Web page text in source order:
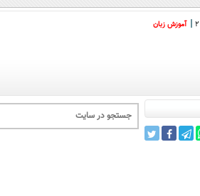
آموزش زبان